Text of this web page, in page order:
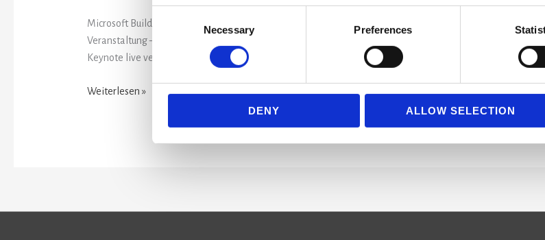
Selection
Necessary Preferences
DENY ALLOW SELECTION
Microsoft Build 2026: Die 5 Highlights die für den Mittelstand wirklich zählen Microsoft Build 2026 fand
Veranstaltung – nicht alles davon ist für Mittelstandsunternehmen in Deutschland sofort relevant. Aber
Keynote live verfolgt und die wichtigsten Ankündigungen […]
Weiterlesen »